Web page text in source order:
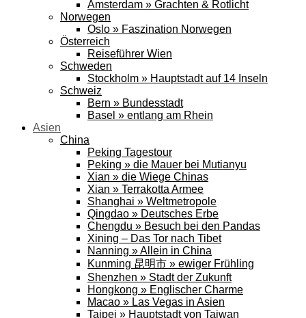
Amsterdam » Grachten & Rotlicht
Norwegen
Oslo » Faszination Norwegen
Österreich
Reiseführer Wien
Schweden
Stockholm » Hauptstadt auf 14 Inseln
Schweiz
Bern » Bundesstadt
Basel » entlang am Rhein
Asien
China
Peking Tagestour
Peking » die Mauer bei Mutianyu
Xian » die Wiege Chinas
Xian » Terrakotta Armee
Shanghai » Weltmetropole
Qingdao » Deutsches Erbe
Chengdu » Besuch bei den Pandas
Xining – Das Tor nach Tibet
Nanning » Allein in China
Kunming 昆明市 » ewiger Frühling
Shenzhen » Stadt der Zukunft
Hongkong » Englischer Charme
Macao » Las Vegas in Asien
Taipei » Hauptstadt von Taiwan